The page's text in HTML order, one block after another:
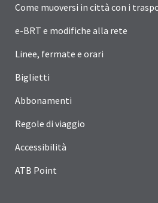
Come muoversi in città con i
e-BRT e modifiche alla rete
Linee, fermate e orari
Biglietti
Abbonamenti
Regole di viaggio
Accessibilità
ATB Point